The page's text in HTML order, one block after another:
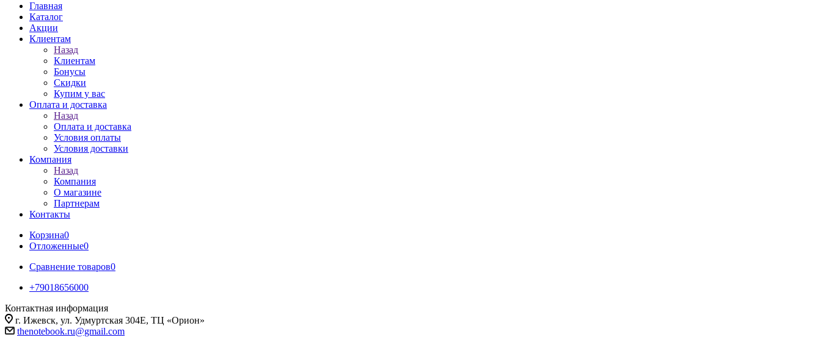
Главная
Каталог
Акции
Клиентам
Назад
Клиентам
Бонусы
Скидки
Купим у вас
Оплата и доставка
Назад
Оплата и доставка
Условия оплаты
Условия доставки
Компания
Назад
Компания
О магазине
Партнерам
Контакты
Корзина0
Отложенные0
Сравнение товаров0
+79018656000
Контактная информация
г. Ижевск, ул. Удмуртская 304Е, ТЦ «Орион»
thenotebook.ru@gmail.com